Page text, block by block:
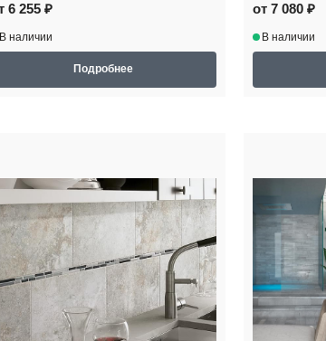
6 255 ₽
В наличии
Подробнее
от 7 080 ₽
В наличии